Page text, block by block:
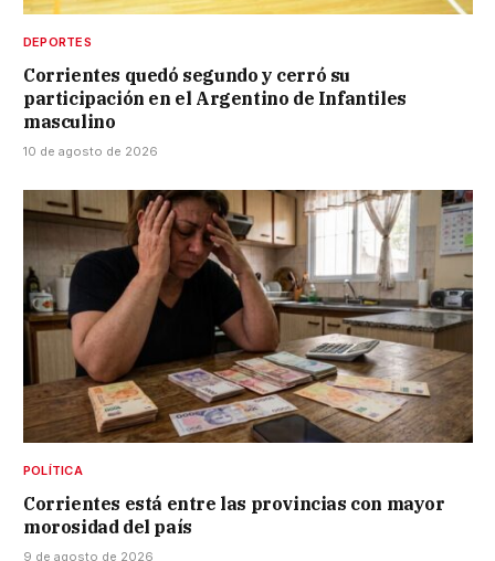
DEPORTES
Corrientes quedó segundo y cerró su
participación en el Argentino de Infantiles
masculino
10 de agosto de 2026
POLÍTICA
Corrientes está entre las provincias con mayor
morosidad del país
9 de agosto de 2026